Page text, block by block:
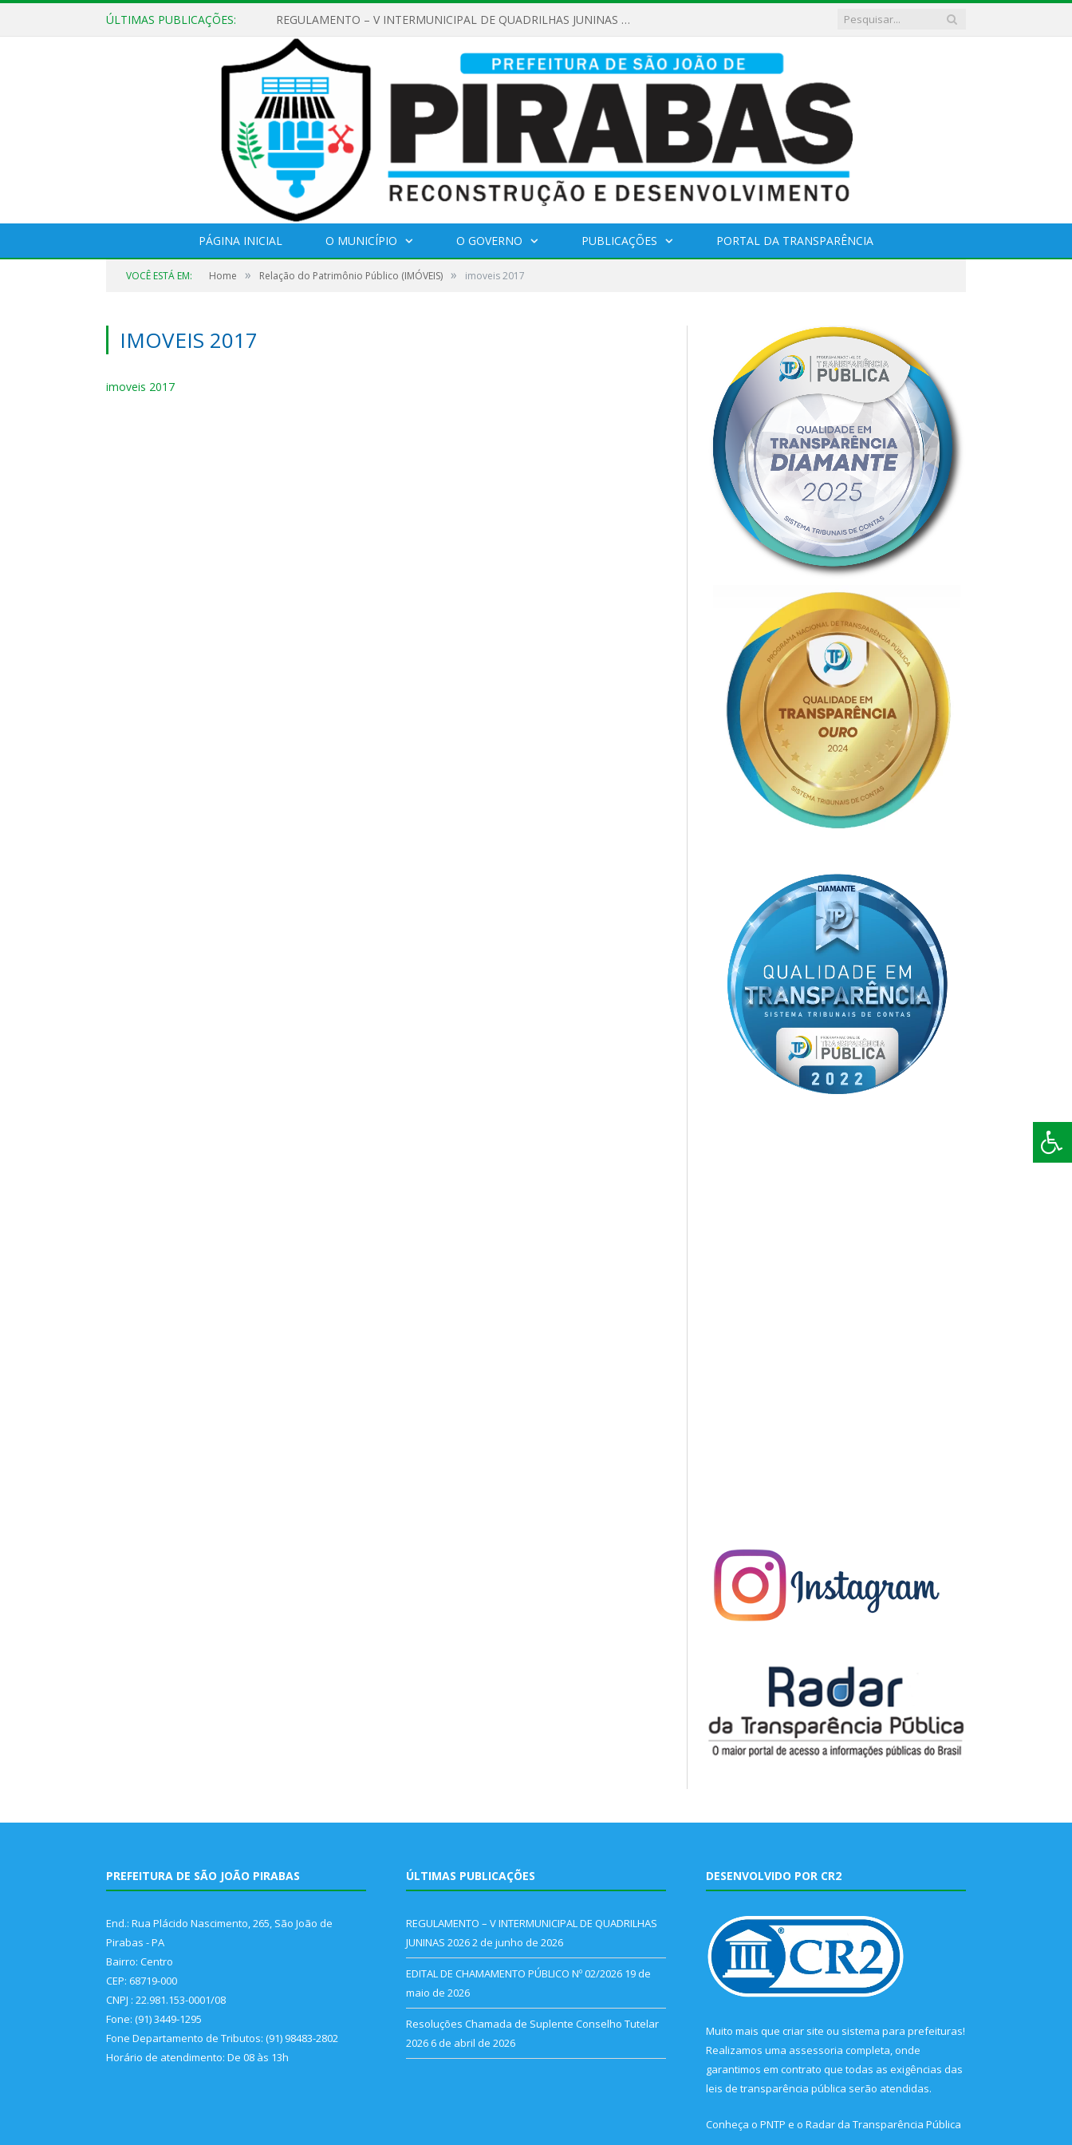
ÚLTIMAS PUBLICAÇÕES: REGULAMENTO – V INTERMUNICIPAL DE QUADRILHAS JUNINAS 2026
PÁGINA INICIAL O MUNICÍPIO O GOVERNO PUBLICAÇÕES PORTAL DA TRANSPARÊNCIA
VOCÊ ESTÁ EM: Home » Relação do Patrimônio Público (IMÓVEIS) » imoveis 2017
IMOVEIS 2017
imoveis 2017
PREFEITURA DE SÃO JOÃO PIRABAS
End.: Rua Plácido Nascimento, 265, São João de
Pirabas - PA
Bairro: Centro
CEP: 68719-000
CNPJ : 22.981.153-0001/08
Fone: (91) 3449-1295
Fone Departamento de Tributos: (91) 98483-2802
Horário de atendimento: De 08 às 13h
ÚLTIMAS PUBLICAÇÕES
REGULAMENTO – V INTERMUNICIPAL DE QUADRILHAS
JUNINAS 20262 de junho de 2026
EDITAL DE CHAMAMENTO PÚBLICO Nº 02/2026 19 de
maio de 2026
Resoluções Chamada de Suplente Conselho Tutelar
2026 6 de abril de 2026
DESENVOLVIDO POR CR2
Muito mais que criar site ou sistema para prefeituras!
Realizamos uma assessoria completa, onde
garantimos em contrato que todas as exigências das
leis de transparência pública serão atendidas.
Conheça o PNTP e o Radar da Transparência Pública